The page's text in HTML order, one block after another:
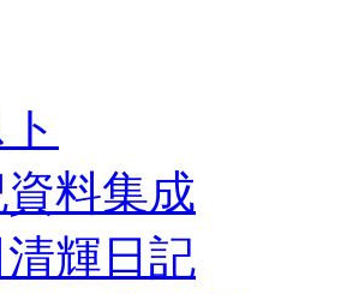
料集成
輝日記